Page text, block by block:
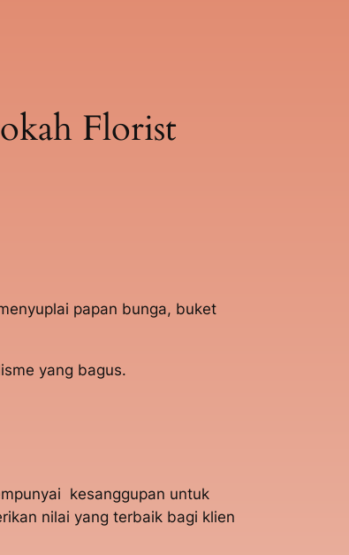
Florist
papan bunga, buket
yang bagus.
kesanggupan untuk
nilai yang terbaik bagi klien